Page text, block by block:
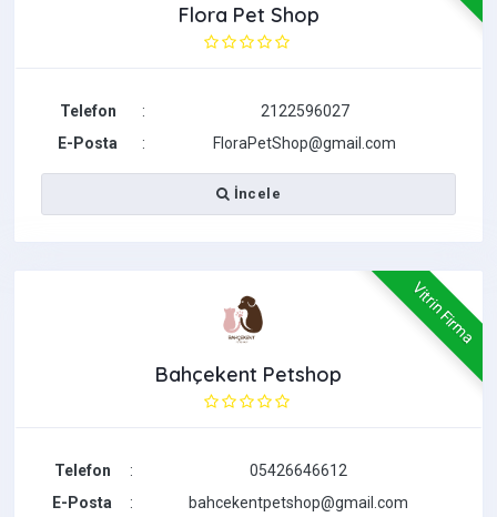
Flora Pet Shop
Telefon :
2122596027
E-Posta
: FloraPetShop@gmail.com
İncele
Vitrin Firma
Bahçekent Petshop
Telefon :
05426646612
E-Posta
: bahcekentpetshop@gmail.com